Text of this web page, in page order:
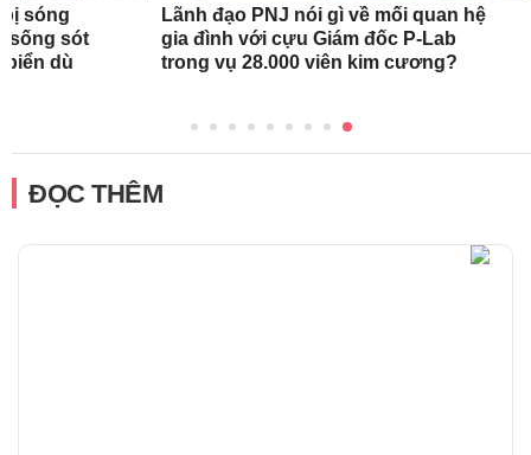
sóng
sống sót
biển dù
Lãnh đạo PNJ nói gì về mối quan hệ
gia đình với cựu Giám đốc P-Lab
trong vụ 28.000 viên kim cương?
ĐỌC THÊM